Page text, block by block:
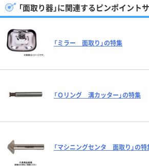
「面取り器」に関連するピンポイント
「ミラー 面取り」の特集
「Ｏリング 溝カッター」の特集
「マシニングセンタ 面取り」の特